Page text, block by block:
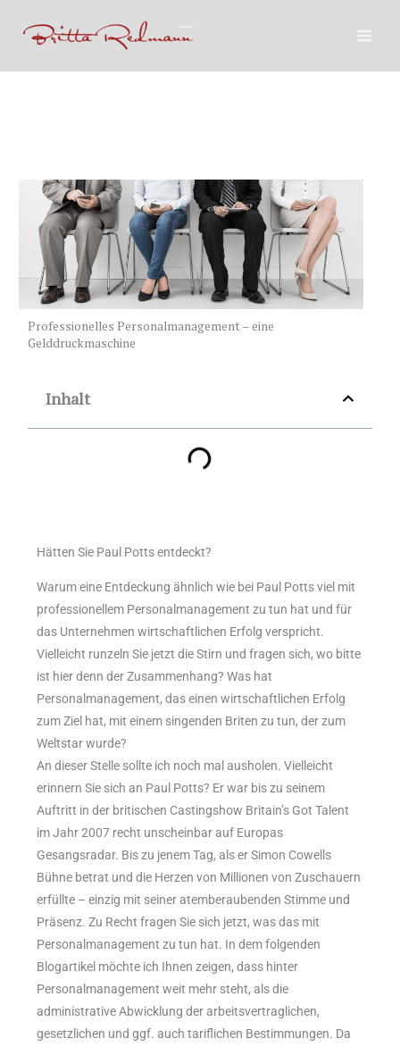
Inhalt
Professionelles Personalmanagement – eine
Gelddruckmaschine
Inhalt
Hätten Sie Paul Potts entdeckt?
Warum eine Entdeckung ähnlich wie bei Paul Potts viel mit
professionellem Personalmanagement zu tun hat und für
das Unternehmen wirtschaftlichen Erfolg verspricht.
Vielleicht runzeln Sie jetzt die Stirn und fragen sich, wo bitte
ist hier denn der Zusammenhang? Was hat
Personalmanagement, das einen wirtschaftlichen Erfolg
zum Ziel hat, mit einem singenden Briten zu tun, der zum
Weltstar wurde?
An dieser Stelle sollte ich noch mal ausholen. Vielleicht
erinnern Sie sich an Paul Potts? Er war bis zu seinem
Auftritt in der britischen Castingshow Britain’s Got Talent
im Jahr 2007 recht unscheinbar auf Europas
Gesangsradar. Bis zu jenem Tag, als er Simon Cowells
Bühne betrat und die Herzen von Millionen von Zuschauern
erfüllte – einzig mit seiner atemberaubenden Stimme und
Präsenz. Zu Recht fragen Sie sich jetzt, was das mit
Personalmanagement zu tun hat. In dem folgenden
Blogartikel möchte ich Ihnen zeigen, dass hinter
Personalmanagement weit mehr steht, als die
administrative Abwicklung der arbeitsvertraglichen,
gesetzlichen und ggf. auch tariflichen Bestimmungen. Da